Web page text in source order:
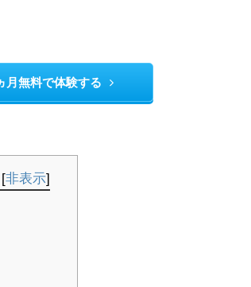
月無料で体験する
[非表示]